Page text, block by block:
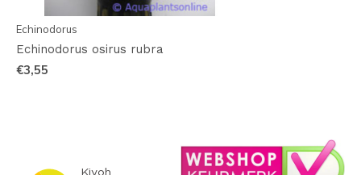
Echinodorus
Echinodorus osirus rubra
€3,55